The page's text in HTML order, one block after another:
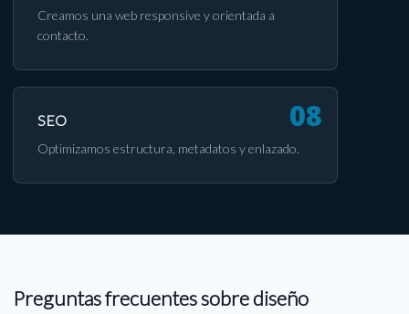
Creamos una web responsive y orientada a
contacto.
SEO
Optimizamos estructura, metadatos y enlazado.
Preguntas frecuentes sobre diseño